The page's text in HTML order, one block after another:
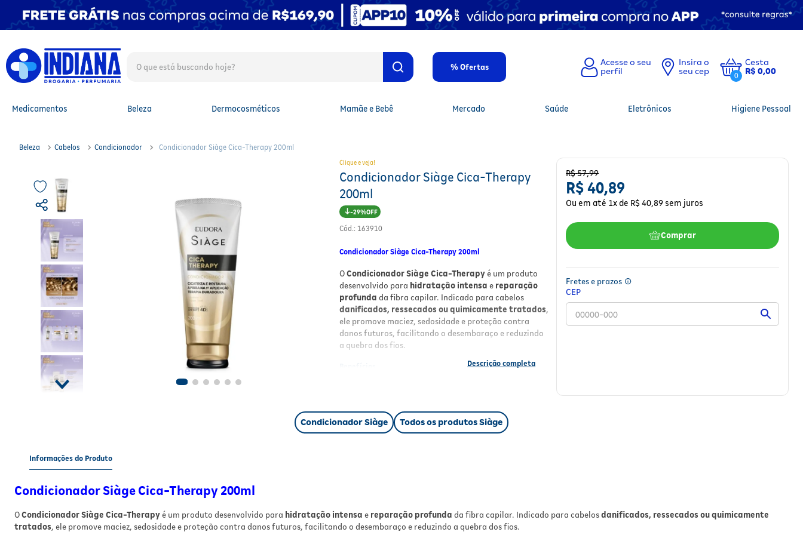
% Ofertas
Insira o
seu cep
0
Cesta
R$ 0,00
Medicamentos Beleza Dermocosméticos Mamãe e Bebê Mercado Saúde Eletrônicos Higiene Pessoal
Beleza Cabelos Condicionador Condicionador Siàge Cica-Therapy 200ml
Clique e veja!
Condicionador Siàge Cica-Therapy
200ml
29%
Cód.: 163910
Condicionador Siàge Cica-Therapy 200ml
OCondicionador Siàge Cica-Therapyé um produto
desenvolvido para hidratação intensa e reparação
profunda da fibra capilar. Indicado para cabelos
danificados, ressecados ou quimicamente tratados,
ele promove maciez, sedosidade e proteção contra
danos futuros, facilitando o desembaraço e reduzindo
a quebra dos fios.
Facilita o desembaraçosem pesar;
Restaura e protegeos cabelos contra novos
danos;
Produto vegano e cruelty free.
R$57,99
R$40,89
Ou em até 1x de R$ 40,89sem juros
Comprar
Fretes e prazos
CEP
Condicionador Siàge Todos os produtos Siàge
Informações do Produto
Condicionador Siàge Cica-Therapy 200ml
OCondicionador Siàge Cica-Therapyé um produto desenvolvido para hidratação intensa e reparação profunda da fibra capilar. Indicado para cabelosdanificados, ressecados ou quimicamente
tratados, ele promove maciez, sedosidade e proteção contra danos futuros, facilitando o desembaraço e reduzindo a quebra dos fios.
TERMOS MAIS BUSCADOS
1º
fralda
lenço umedecido